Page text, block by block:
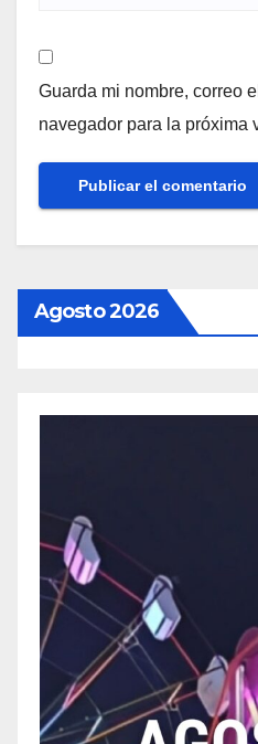
Guarda mi nombre, correo
navegador para la próxima
Agosto 2026